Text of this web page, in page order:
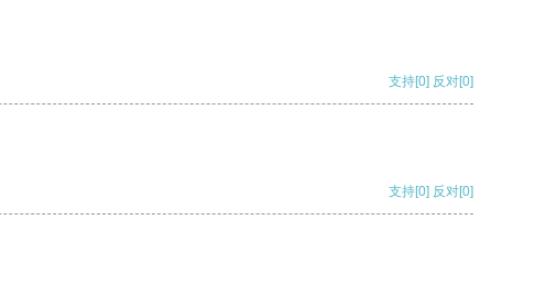
支持[0] 反对[0]
支持[0] 反对[0]